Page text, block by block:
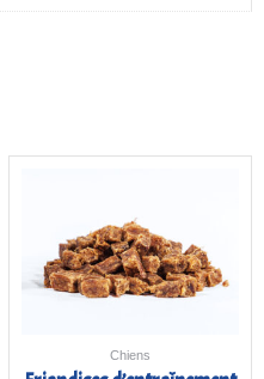
Chiens
18,00€